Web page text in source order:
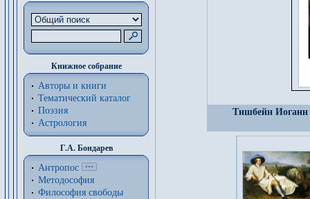
Книжное собрание
Авторы и книги
Тематический каталог
Поэзия
Астрология
Г.А. Бондарев
Антропос
Методософия
Философия cвободы
Тишбейн Иоганн